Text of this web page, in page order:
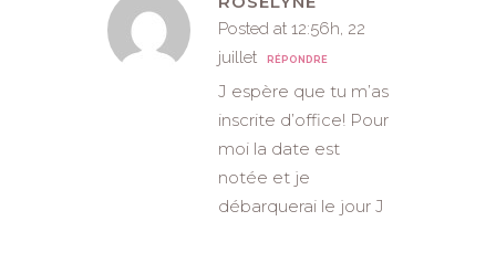
Posted at 12:56h, 22
juillet
RÉPONDRE
J espère que tu m’as
inscrite d’office! Pour
moi la date est
notée et je
débarquerai le jour J